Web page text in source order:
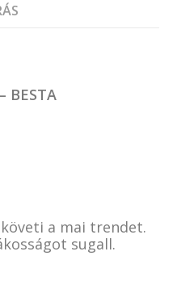
BESTA
a mai trendet.
sugall.